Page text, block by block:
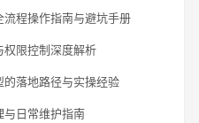
流程操作指南与避坑手册
权限控制深度解析
的落地路径与实操经验
与日常维护指南